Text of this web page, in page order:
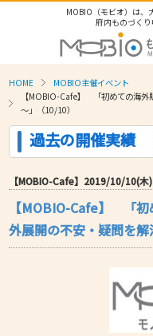
MOBIO（モビオ）は、
府内ものづくり
HOME
MOBIO主催イベント
【MOBIO-Cafe】 「初めての海外
～」（10/10）
過去の開催実績
【MOBIO-Cafe】2019/10/10(
【MOBIO-Cafe】 「初
外展開の不安・疑問を解